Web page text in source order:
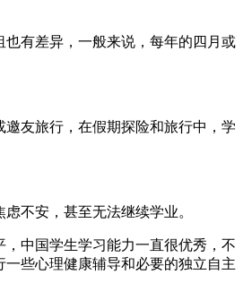
有差异，一般来说，每年的四月或
友旅行，在假期探险和旅行中，学
不安，甚至无法继续学业。
中国学生学习能力一直很优秀，不
些心理健康辅导和必要的独立自主